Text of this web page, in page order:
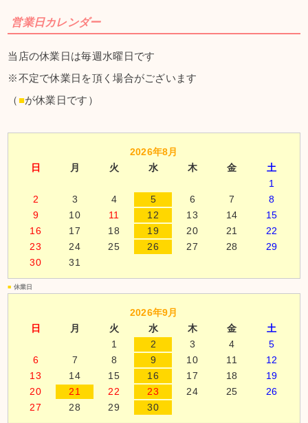
営業日カレンダー
当店の休業日は毎週水曜日です
※不定で休業日を頂く場合がございます
（ ■が休業日です）
2026年8月
日
月 火 水 木 金
土
1
2
3 4 5 6 7
8
9
10 11 12 13 14
15
16
17 18 19 20 21
22
23
24 25 26 27 28
29
30
31
■ 休業日
2026年9月
日
月 火 水 木 金
土
1
2 3 4
5
6
7 8 9 10 11
12
13
14 15 16 17 18
19
20
21 22 23 24 25
26
27
28 29 30